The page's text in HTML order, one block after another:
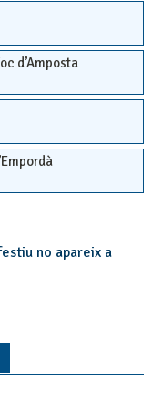
d’Amposta
no apareix a